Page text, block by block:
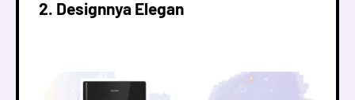
2. Designnya Elegan